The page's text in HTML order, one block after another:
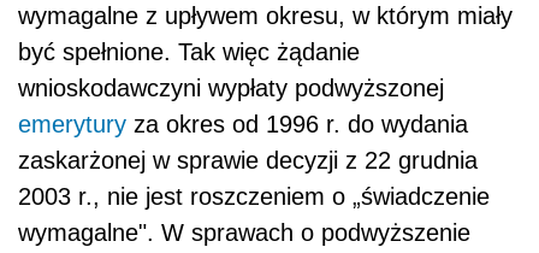
wymagalne z upływem okresu, w którym miały
być spełnione. Tak więc żądanie
wnioskodawczyni wypłaty podwyższonej
emerytury za okres od 1996 r. do wydania
zaskarżonej w sprawie decyzji z 22 grudnia
2003 r., nie jest roszczeniem o „świadczenie
wymagalne". W sprawach o podwyższenie